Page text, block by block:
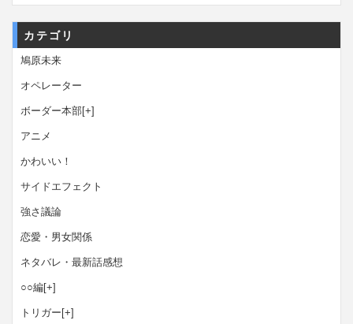
カテゴリ
鳩原未来
オペレーター
ボーダー本部[+]
アニメ
かわいい！
サイドエフェクト
強さ議論
恋愛・男女関係
ネタバレ・最新話感想
○○編[+]
トリガー [+]